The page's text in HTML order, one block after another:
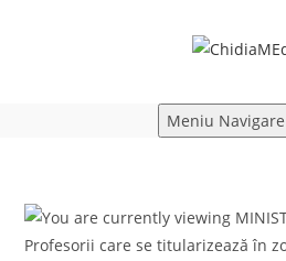
Meniu Navigare